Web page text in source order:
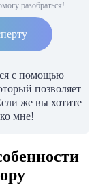
разобраться!
с помощью
позволяет
же вы хотите
мне!